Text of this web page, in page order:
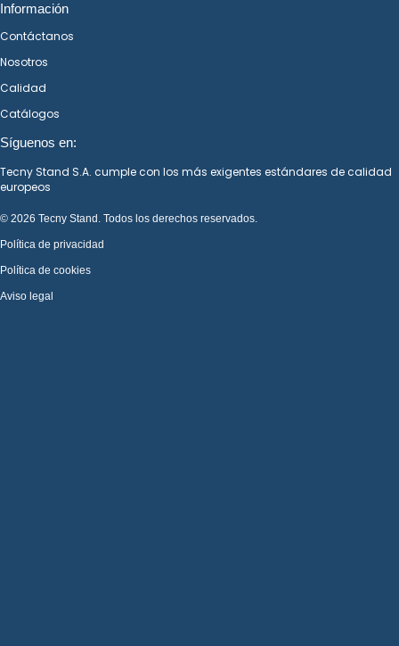
Información
Contáctanos
Nosotros
Calidad
Catálogos
Síguenos en:
Tecny Stand S.A. cumple con los más exigentes estándares de calidad
europeos
© 2026 Tecny Stand. Todos los derechos reservados.
Política de privacidad
Política de cookies
Aviso legal